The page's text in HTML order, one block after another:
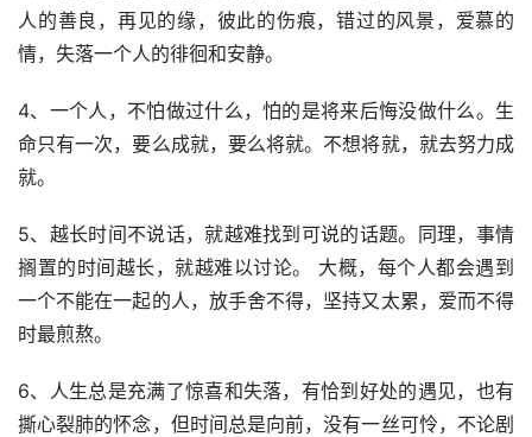
人的善良，再见的缘，彼此的伤痕，错过的风景，爱慕的
情，失落一个人的徘徊和安静。
4、一个人，不怕做过什么，怕的是将来后悔没做什么。生
命只有一次，要么成就，要么将就。不想将就，就去努力成
就。
5、越长时间不说话，就越难找到可说的话题。同理，事情
搁置的时间越长，就越难以讨论。 大概，每个人都会遇到
一个不能在一起的人，放手舍不得，坚持又太累，爱而不得
时最煎熬。
6、人生总是充满了惊喜和失落，有恰到好处的遇见，也有
撕心裂肺的怀念，但时间总是向前，没有一丝可怜，不论剧